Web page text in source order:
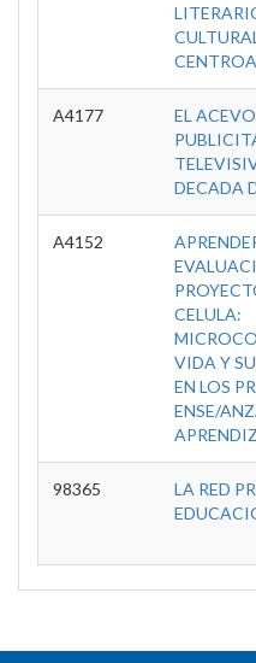
A4177
EL ACEVO
DECADA
A4152
CELULA:
VIDA Y
EN LOS
ENSE/
98365
LA RED